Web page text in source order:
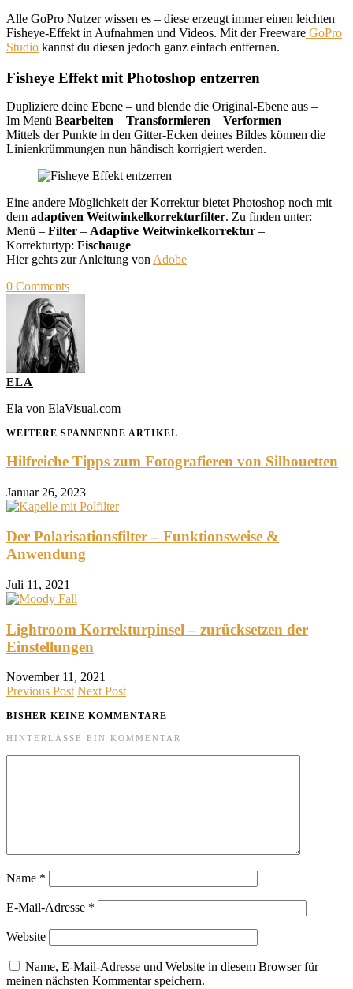
Alle GoPro Nutzer wissen es – diese erzeugt immer einen leichten
Fisheye-Effekt in Aufnahmen und Videos. Mit der Freeware GoPro
Studio kannst du diesen jedoch ganz einfach entfernen.
Fisheye Effekt mit Photoshop entzerren
Dupliziere deine Ebene – und blende die Original-Ebene aus –
Im Menü Bearbeiten – Transformieren – Verformen
Mittels der Punkte in den Gitter-Ecken deines Bildes können die
Linienkrümmungen nun händisch korrigiert werden.
Eine andere Möglichkeit der Korrektur bietet Photoshop noch mit
dem adaptiven Weitwinkelkorrekturfilter. Zu finden unter:
Menü – Filter – Adaptive Weitwinkelkorrektur –
Korrekturtyp: Fischauge
Hier gehts zur Anleitung von Adobe
0 Comments
ELA
Ela von ElaVisual.com
WEITERE SPANNENDE ARTIKEL
Hilfreiche Tipps zum Fotografieren von Silhouetten
Januar 26, 2023
Der Polarisationsfilter – Funktionsweise &
Anwendung
Juli 11, 2021
Lightroom Korrekturpinsel – zurücksetzen der
Einstellungen
November 11, 2021
Previous Post Next Post
BISHER KEINE KOMMENTARE
HINTERLASSE EIN KOMMENTAR
Name *
E-Mail-Adresse *
Website
Name, E-Mail-Adresse und Website in diesem Browser für
meinen nächsten Kommentar speichern.